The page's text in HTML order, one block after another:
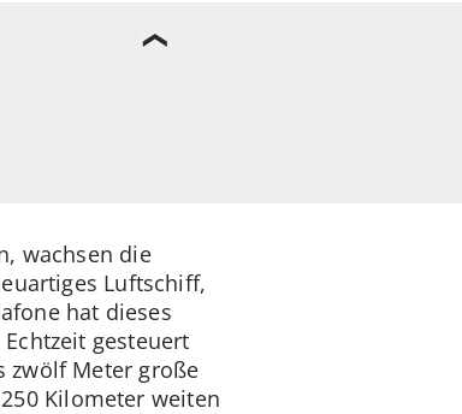
wachsen die
Luftschiff,
hat dieses
gesteuert
zwölf Meter große
Kilometer weiten